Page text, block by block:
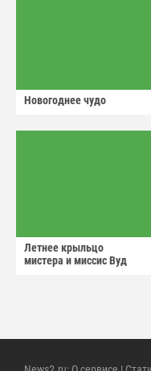
Новогоднее чудо
Летнее крыльцо
мистера и миссис Вуд